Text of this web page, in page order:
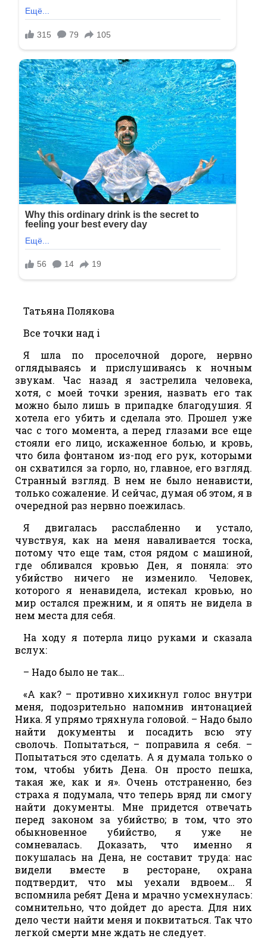
Татьяна Полякова
Все точки над i
Я шла по проселочной дороге, нервно
оглядываясь и прислушиваясь к ночным
звукам. Час назад я застрелила человека,
хотя, с моей точки зрения, назвать его так
можно было лишь в припадке благодушия. Я
хотела его убить и сделала это. Прошел уже
час с того момента, а перед глазами все еще
стояли его лицо, искаженное болью, и кровь,
что била фонтаном из-под его рук, которыми
он схватился за горло, но, главное, его взгляд.
Странный взгляд. В нем не было ненависти,
только сожаление. И сейчас, думая об этом, я в
очередной раз нервно поежилась.
Я двигалась расслабленно и устало,
чувствуя, как на меня наваливается тоска,
потому что еще там, стоя рядом с машиной,
где обливался кровью Ден, я поняла: это
убийство ничего не изменило. Человек,
которого я ненавидела, истекал кровью, но
мир остался прежним, и я опять не видела в
нем места для себя.
На ходу я потерла лицо руками и сказала
вслух:
– Надо было не так…
«А как? – противно хихикнул голос внутри
меня, подозрительно напомнив интонацией
Ника. Я упрямо тряхнула головой. – Надо было
найти документы и посадить всю эту
сволочь. Попытаться, – поправила я себя. –
Попытаться это сделать. А я думала только о
том, чтобы убить Дена. Он просто пешка,
такая же, как и я». Очень отстраненно, без
страха я подумала, что теперь вряд ли смогу
найти документы. Мне придется отвечать
перед законом за убийство; в том, что это
обыкновенное убийство, я уже не
сомневалась. Доказать, что именно я
покушалась на Дена, не составит труда: нас
видели вместе в ресторане, охрана
подтвердит, что мы уехали вдвоем… Я
вспомнила ребят Дена и мрачно усмехнулась:
сомнительно, что дойдет до ареста. Для них
дело чести найти меня и поквитаться. Так что
легкой смерти мне ждать не следует.